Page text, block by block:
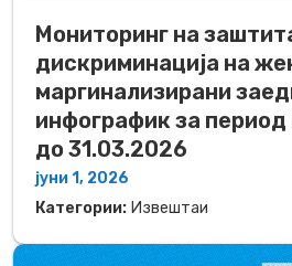
Мониторинг на
дискриминација на
маргинализирани
инфографик за период
до 31.03.2026
јуни 1, 2026
Категории: Извештаи